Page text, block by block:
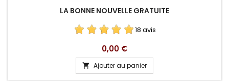
LA BONNE NOUVELLE GRATUITE
18 avis
Prix
0,00 €
 Ajouter au panier